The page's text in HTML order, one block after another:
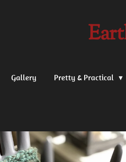
Gallery Pretty & Practical